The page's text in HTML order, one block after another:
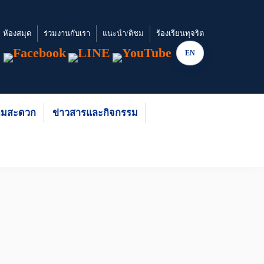
ห้องสมุด ร่วมงานกับเรา แนะนำ/ติชม ร้องเรียนทุจริต
EN
สะดวก
ข่าวสารและกิจกรรม